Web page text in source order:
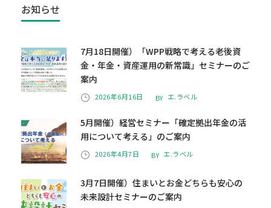
お知らせ
7月18日開催）「WPP戦略で考える老後資
金・年金・資産運用の新常識」セミナーのご
案内
2026年6月16日 BY エ.ラベル
5月開催）経営セミナー「確定拠出年金の活
用について考える」のご案内
2026年4月7日 BY エ.ラベル
3月7日開催）住まいとお金どちらも安心の
未来設計セミナーのご案内